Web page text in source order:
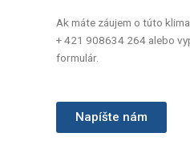
Ak máte záujem o túto
+ 421 908634 264 alebo
formulár.
Napíšte nám